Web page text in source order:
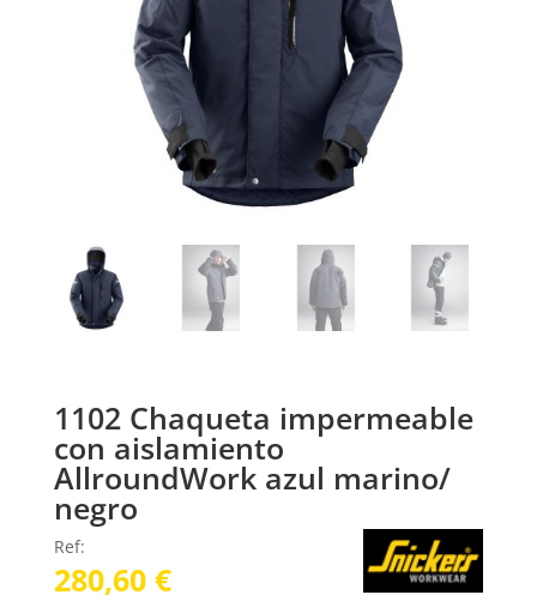
1102 Chaqueta impermeable
con aislamiento
AllroundWork azul marino/
negro
Ref:
280,60 €